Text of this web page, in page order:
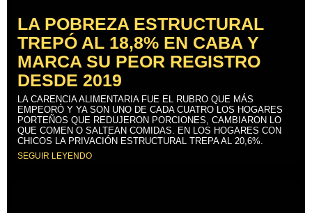
LA POBREZA ESTRUCTURAL
TREPÓ AL 18,8% EN CABA Y
MARCA SU PEOR REGISTRO
DESDE 2019
LA CARENCIA ALIMENTARIA FUE EL RUBRO QUE MÁS
EMPEORÓ Y YA SON UNO DE CADA CUATRO LOS HOGARES
PORTEÑOS QUE REDUJERON PORCIONES, CAMBIARON LO
QUE COMEN O SALTEAN COMIDAS. EN LOS HOGARES CON
CHICOS LA PRIVACIÓN ESTRUCTURAL TREPA AL 20,6%.
SEGUIR LEYENDO